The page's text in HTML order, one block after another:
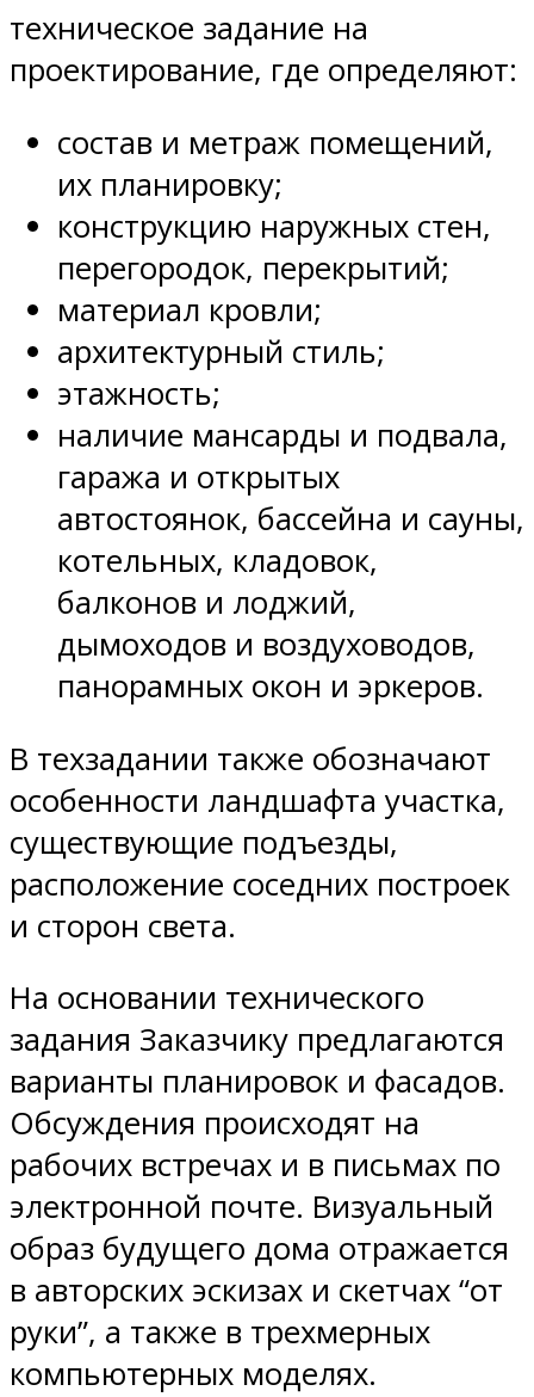
техническое задание на
проектирование, где определяют:
состав и метраж помещений,
их планировку;
конструкцию наружных стен,
перегородок, перекрытий;
материал кровли;
архитектурный стиль;
этажность;
наличие мансарды и подвала,
гаража и открытых
автостоянок, бассейна и сауны,
котельных, кладовок,
балконов и лоджий,
дымоходов и воздуховодов,
панорамных окон и эркеров.
В техзадании также обозначают
особенности ландшафта участка,
существующие подъезды,
расположение соседних построек
и сторон света.
На основании технического
задания Заказчику предлагаются
варианты планировок и фасадов.
Обсуждения происходят на
рабочих встречах и в письмах по
электронной почте. Визуальный
образ будущего дома отражается
в авторских эскизах и скетчах “от
руки”, а также в трехмерных
компьютерных моделях.